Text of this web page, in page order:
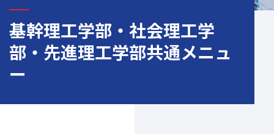
基幹理工学部・社会理工学
部・先進理工学部共通メニュ
ー